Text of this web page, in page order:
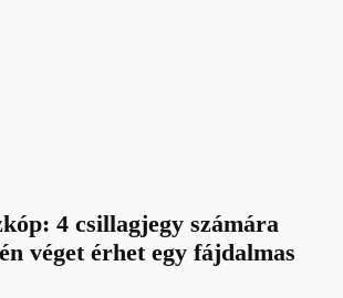
4 csillagjegy számára
véget érhet egy fájdalmas